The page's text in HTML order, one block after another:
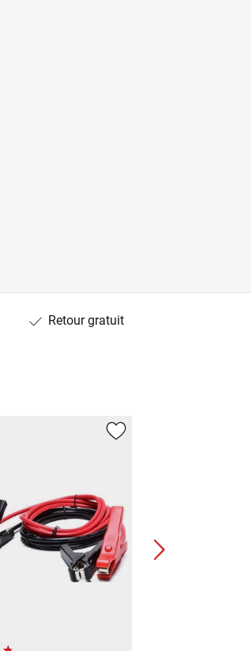
Retour gratuit